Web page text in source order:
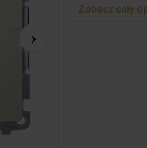
Zobacz cały